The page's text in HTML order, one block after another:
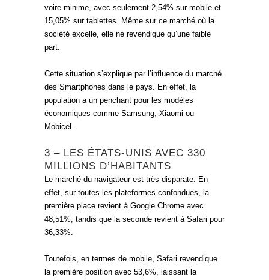
voire minime, avec seulement 2,54% sur mobile et
15,05% sur tablettes. Même sur ce marché où la
société excelle, elle ne revendique qu’une faible
part.
Cette situation s’explique par l’influence du marché
des Smartphones dans le pays. En effet, la
population a un penchant pour les modèles
économiques comme Samsung, Xiaomi ou
Mobicel.
3 – LES ÉTATS-UNIS AVEC 330
MILLIONS D’HABITANTS
Le marché du navigateur est très disparate. En
effet, sur toutes les plateformes confondues, la
première place revient à Google Chrome avec
48,51%, tandis que la seconde revient à Safari pour
36,33%.
Toutefois, en termes de mobile, Safari revendique
la première position avec 53,6%, laissant la